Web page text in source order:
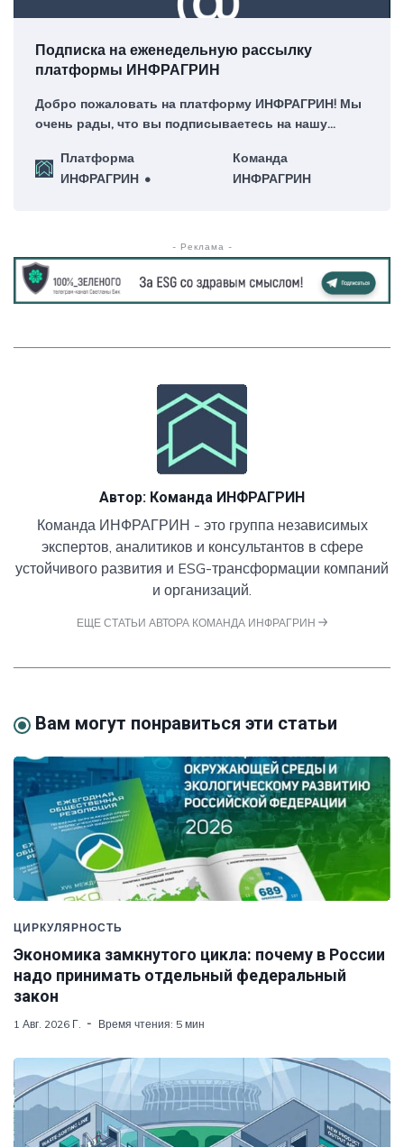
Подписка на еженедельную рассылку
платформы ИНФРАГРИН
Добро пожаловать на платформу ИНФРАГРИН! Мы
очень рады, что вы подписываетесь на нашу
честь!Платформа
ИНФРАГРИН
Команда
ИНФРАГРИН
- Реклама -
Автор: Команда ИНФРАГРИН
Команда ИНФРАГРИН - это группа независимых
экспертов, аналитиков и консультантов в сфере
устойчивого развития и ESG-трансформации компаний
и организаций.
ЕЩЕ СТАТЬИ АВТОРА КОМАНДА ИНФРАГРИН
Вам могут понравиться эти статьи
ЦИРКУЛЯРНОСТЬ
Экономика замкнутого цикла: почему в России
надо принимать отдельный федеральный
закон
1 Авг. 2026 Г. Время чтения: 5 мин